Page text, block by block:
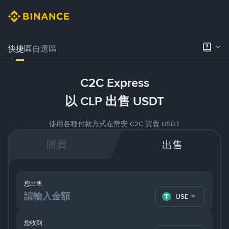
快捷區自選區
C2C Express
以 CLP 出售 USDT
使用各種付款方式在幣安 C2C 買賣 USDT
購買 出售
您收到
您出售
USDT